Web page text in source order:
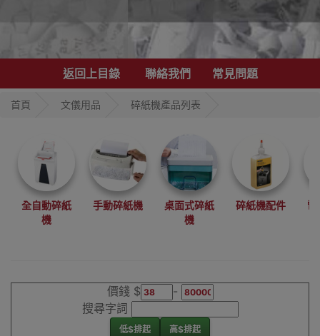
機密文件、辨公室
內部文件、碎光碟
CD、信用卡、文件
上的釘書釘、萬字
夾，而且碎紙機的
保密程度(DIN
的家用、桌上碎紙
機及小型迷你碎紙
機，碎信件及家中
帳單及。行貨碎紙
機享不同保養服
務，包括自攜保養
我們銷售的碎紙機
可以為你碎成粒狀
返回上目錄 聯絡我們 常見問題
首頁 文儀用品 碎紙機產品列表
全自動碎紙
機
手動碎紙機
桌面式碎紙
機
碎紙機配件 電
價錢 $
-
搜尋字詞
低$排起 高$排起